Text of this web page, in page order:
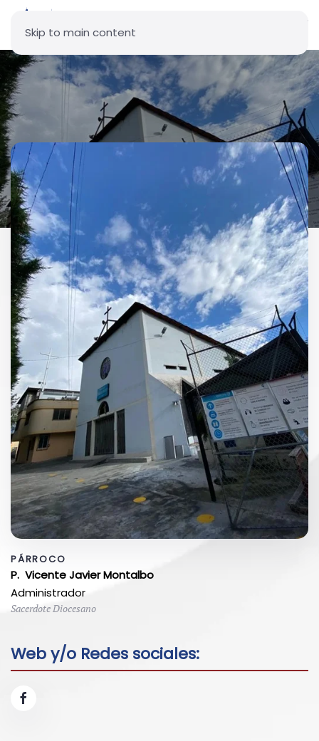
Skip to main content
Parroquia La Inmaculada
Concepción - El Comercio
PÁRROCO
P. Vicente Javier Montalbo
Administrador
Sacerdote Diocesano
Web y/o Redes sociales: